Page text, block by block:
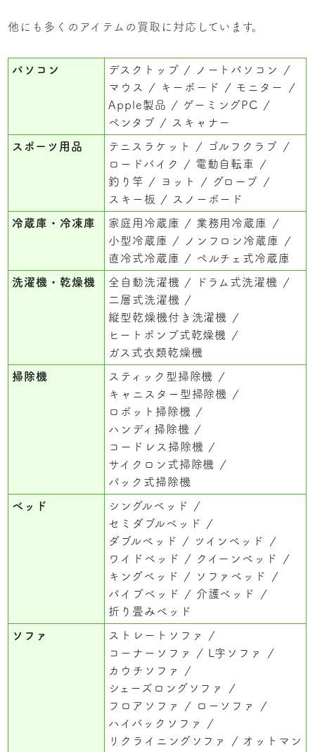
他にも多くのアイテムの買取に対応しています。
パソコン デスクトップ
ノートパソコン
マウス
キーボード
モニター
Apple製品
ゲーミングPC
ペンタブ
スキャナー
スポーツ用品 テニスラケット
ゴルフクラブ
ロードバイク
電動自転車
釣り竿
ヨット
グローブ
スキー板
スノーボード
冷蔵庫・冷凍庫 家庭用冷蔵庫
業務用冷蔵庫
小型冷蔵庫
ノンフロン冷蔵庫
直冷式冷蔵庫
ペルチェ式冷蔵庫
洗濯機・乾燥機 全自動洗濯機
ドラム式洗濯機
二層式洗濯機
縦型乾燥機付き洗濯機
ヒートポンプ式乾燥機
ガス式衣類乾燥機
掃除機
スティック型掃除機
キャニスター型掃除機
ロボット掃除機
ハンディ掃除機
コードレス掃除機
サイクロン式掃除機
パック式掃除機
ベッド
シングルベッド
セミダブルベッド
ダブルベッド
ツインベッド
ワイドベッド
クイーンベッド
キングベッド
ソファベッド
パイプベッド
介護ベッド
折り畳みベッド
ソファ
ストレートソファ
コーナーソファ
L字ソファ
カウチソファ
シェーズロングソファ
フロアソファ
ローソファ
ハイバックソファ
リクライニングソファ
オットマン